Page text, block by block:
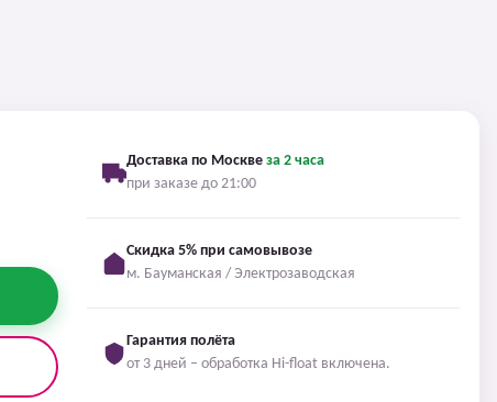
Доставка по Москве за 2 часа
при заказе до 21:00
Скидка 5% при самовывозе
м. Бауманская / Электрозаводская
Гарантия полёта
от 3 дней – обработка Hi-float включена.